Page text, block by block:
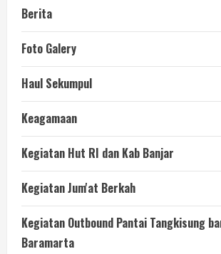
Berita
Foto Galery
Haul Sekumpul
Keagamaan
Kegiatan Hut RI dan Kab Banjar
Kegiatan Jum'at Berkah
Kegiatan Outbound Pantai Tangkisung
Baramarta